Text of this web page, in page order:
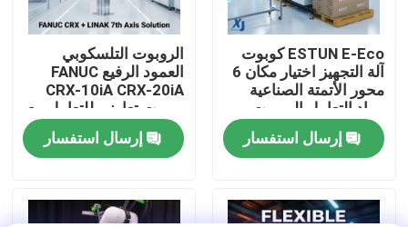
معلومات عنا
جولة في المعمل
رقابة جودة
ESTUN E-Eco كوبوت
آلة التجهيز اختيار مكان 6
محور الأتمتة الصناعية
مواد التعامل الروبوت
التعاوني
إرسال استفسار
الروبوت التلسكوبي
العمود الرفيع FANUC
CRX-10iA CRX-20iA
روبوت تعاوني للتعامل مع
الحاويات
إرسال استفسار